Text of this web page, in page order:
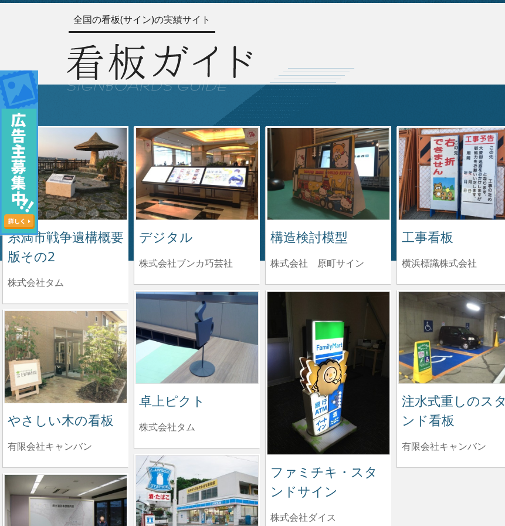
全国の看板(サイン)の実績サイト
糸満市戦争遺構概要
版その2
株式会社タム
デジタル
株式会社ブンカ巧芸社
構造検討模型
株式会社 原町サイン
工事看板
横浜標識株式会社
卓上ピクト
株式会社タム
ファミチキ・スタ
ンドサイン
株式会社ダイス
注水式重しのスタ
ンド看板
有限会社キャンバン
やさしい木の看板
有限会社キャンバン